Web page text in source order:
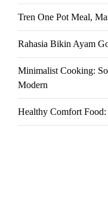
Tren One Pot Meal,
Rahasia Bikin Ayam
Minimalist Cooking:
Modern
Healthy Comfort Food: